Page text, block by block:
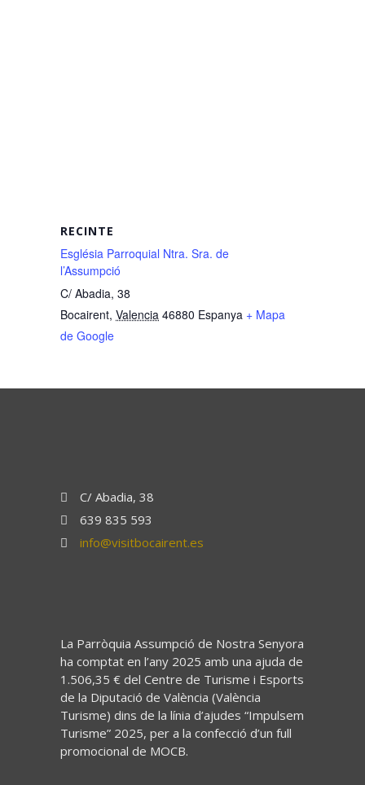
RECINTE
Església Parroquial Ntra. Sra. de
l’Assumpció
C/ Abadia, 38
Bocairent, Valencia 46880 Espanya + Mapa
de Google
C/ Abadia, 38
639 835 593
info@visitbocairent.es
La Parròquia Assumpció de Nostra Senyora
ha comptat en l’any 2025 amb una ajuda de
1.506,35 € del Centre de Turisme i Esports
de la Diputació de València (València
Turisme) dins de la línia d’ajudes “Impulsem
Turisme” 2025, per a la confecció d’un full
promocional de MOCB.